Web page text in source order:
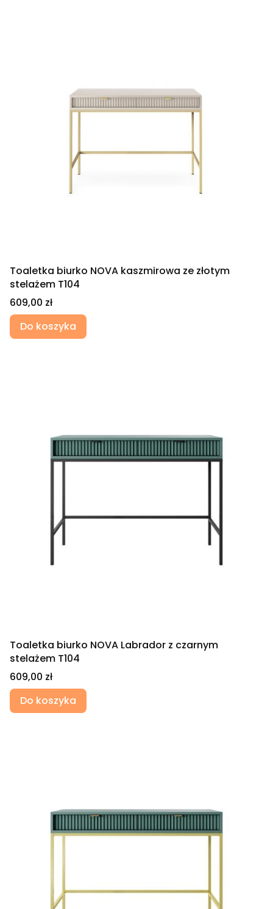
Toaletka biurko NOVA kaszmirowa ze złotym
stelażem T104
Cena
609,00 zł
Do koszyka
Toaletka biurko NOVA Labrador z czarnym
stelażem T104
Cena
609,00 zł
Do koszyka